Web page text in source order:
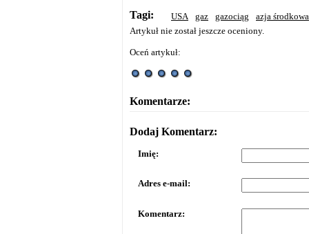
Tagi: USA gaz gazociąg
azja środkowa
Artykuł nie został jeszcze oceniony.
Oceń artykuł:
Komentarze:
Dodaj Komentarz:
Imię:
Adres e-mail:
Komentarz: